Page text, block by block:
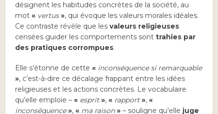
désignent les habitudes concrètes de la société, au
mot« vertus», qui évoque les valeurs morales idéales.
Ce contraste révèle que lesvaleurs religieuses
censées guider les comportements sont trahies par
des pratiques corrompues.
Elle s’étonne de cette« inconséquence si remarquable
», c’est-à-dire ce décalage frappant entre les idées
religieuses et les actions concrètes. Le vocabulaire
qu’elle emploie –« esprit»,« rapport»,«
inconséquence»,« ma raison» – souligne qu’elle juge